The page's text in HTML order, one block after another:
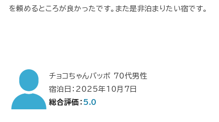
を頼めるところが良かったです。また是非泊まりたい宿です。
チョコちゃんバッボ 70代男性
宿泊日：2025年10月7日
総合評価： 5.0